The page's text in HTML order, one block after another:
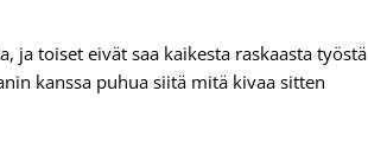
ja toiset eivät saa kaikesta raskaasta työstä
kanssa puhua siitä mitä kivaa sitten